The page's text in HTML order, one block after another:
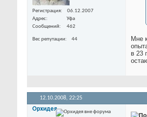
Регистрация
06.12.2007
Адрес
Уфа
Сообщений
462
Вес репутации 44
Мне
в 23
12.10.2008, 22:25
Орхидея